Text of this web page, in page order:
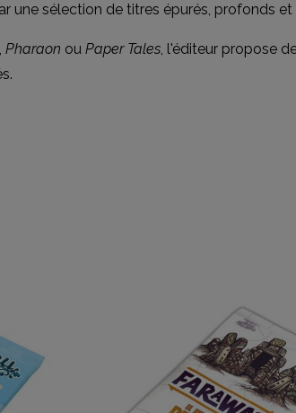
une sélection de titres épurés, profonds
Pharaon ou Paper Tales, l'éditeur propose